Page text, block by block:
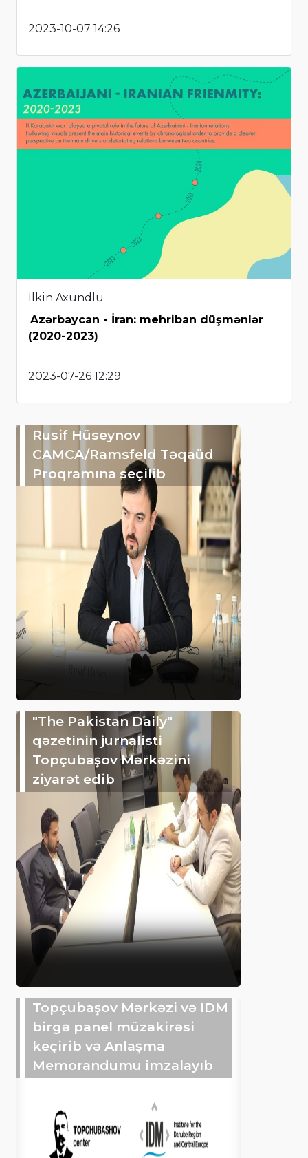
2023-10-07 14:26
İlkin Axundlu
Azərbaycan - İran: mehriban düşmənlər
(2020-2023)
2023-07-26 12:29
Rusif Hüseynov
CAMCA/Ramsfeld Təqaüd
Proqramına seçilib
"The Pakistan Daily"
qəzetinin jurnalisti
Topçubaşov Mərkəzini
ziyarət edib
Topçubaşov Mərkəzi və IDM
birgə panel müzakirəsi
keçirib və Anlaşma
Memorandumu imzalayıb